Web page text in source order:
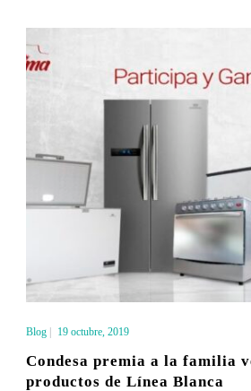
Blog| 19 octubre, 2019
Condesa premia a la familia
productos de Línea Blanca​